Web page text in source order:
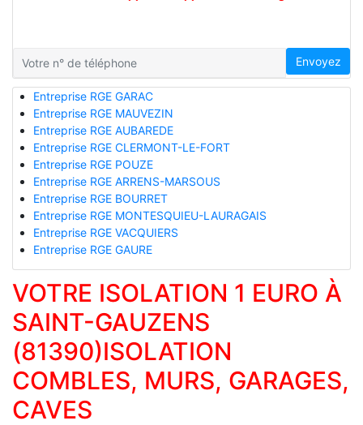
Envoyez
Entreprise RGE GARAC
Entreprise RGE MAUVEZIN
Entreprise RGE AUBAREDE
Entreprise RGE CLERMONT-LE-FORT
Entreprise RGE POUZE
Entreprise RGE ARRENS-MARSOUS
Entreprise RGE BOURRET
Entreprise RGE MONTESQUIEU-LAURAGAIS
Entreprise RGE VACQUIERS
Entreprise RGE GAURE
VOTRE ISOLATION 1 EURO À
SAINT-GAUZENS
(81390)ISOLATION
COMBLES, MURS, GARAGES,
CAVES